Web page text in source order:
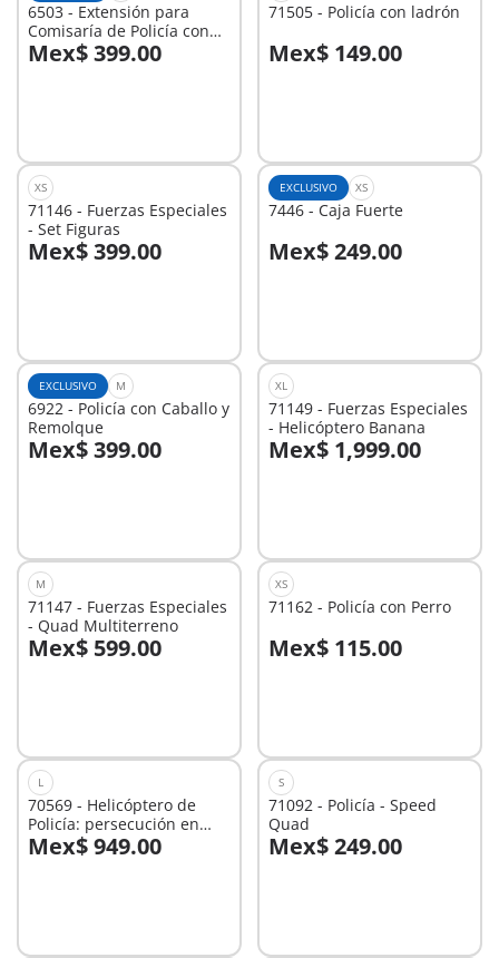
6503 - Extensión para
Comisaría de Policía con
Sistema de Alarma
Mex$ 399.00
A la cesta
71505 - Policía con ladrón
Mex$ 149.00
A la cesta
XS
71146 - Fuerzas Especiales
- Set Figuras
Mex$ 399.00
A la cesta
EXCLUSIVO XS
7446 - Caja Fuerte
Mex$ 249.00
A la cesta
EXCLUSIVO M
6922 - Policía con Caballo y
Remolque
Mex$ 399.00
A la cesta
XL
71149 - Fuerzas Especiales
- Helicóptero Banana
Mex$ 1,999.00
A la cesta
M
71147 - Fuerzas Especiales
- Quad Multiterreno
Mex$ 599.00
A la cesta
XS
71162 - Policía con Perro
Mex$ 115.00
L
70569 - Helicóptero de
Policía: persecución en
paracaídas
Mex$ 949.00
S
71092 - Policía - Speed
Quad
Mex$ 249.00